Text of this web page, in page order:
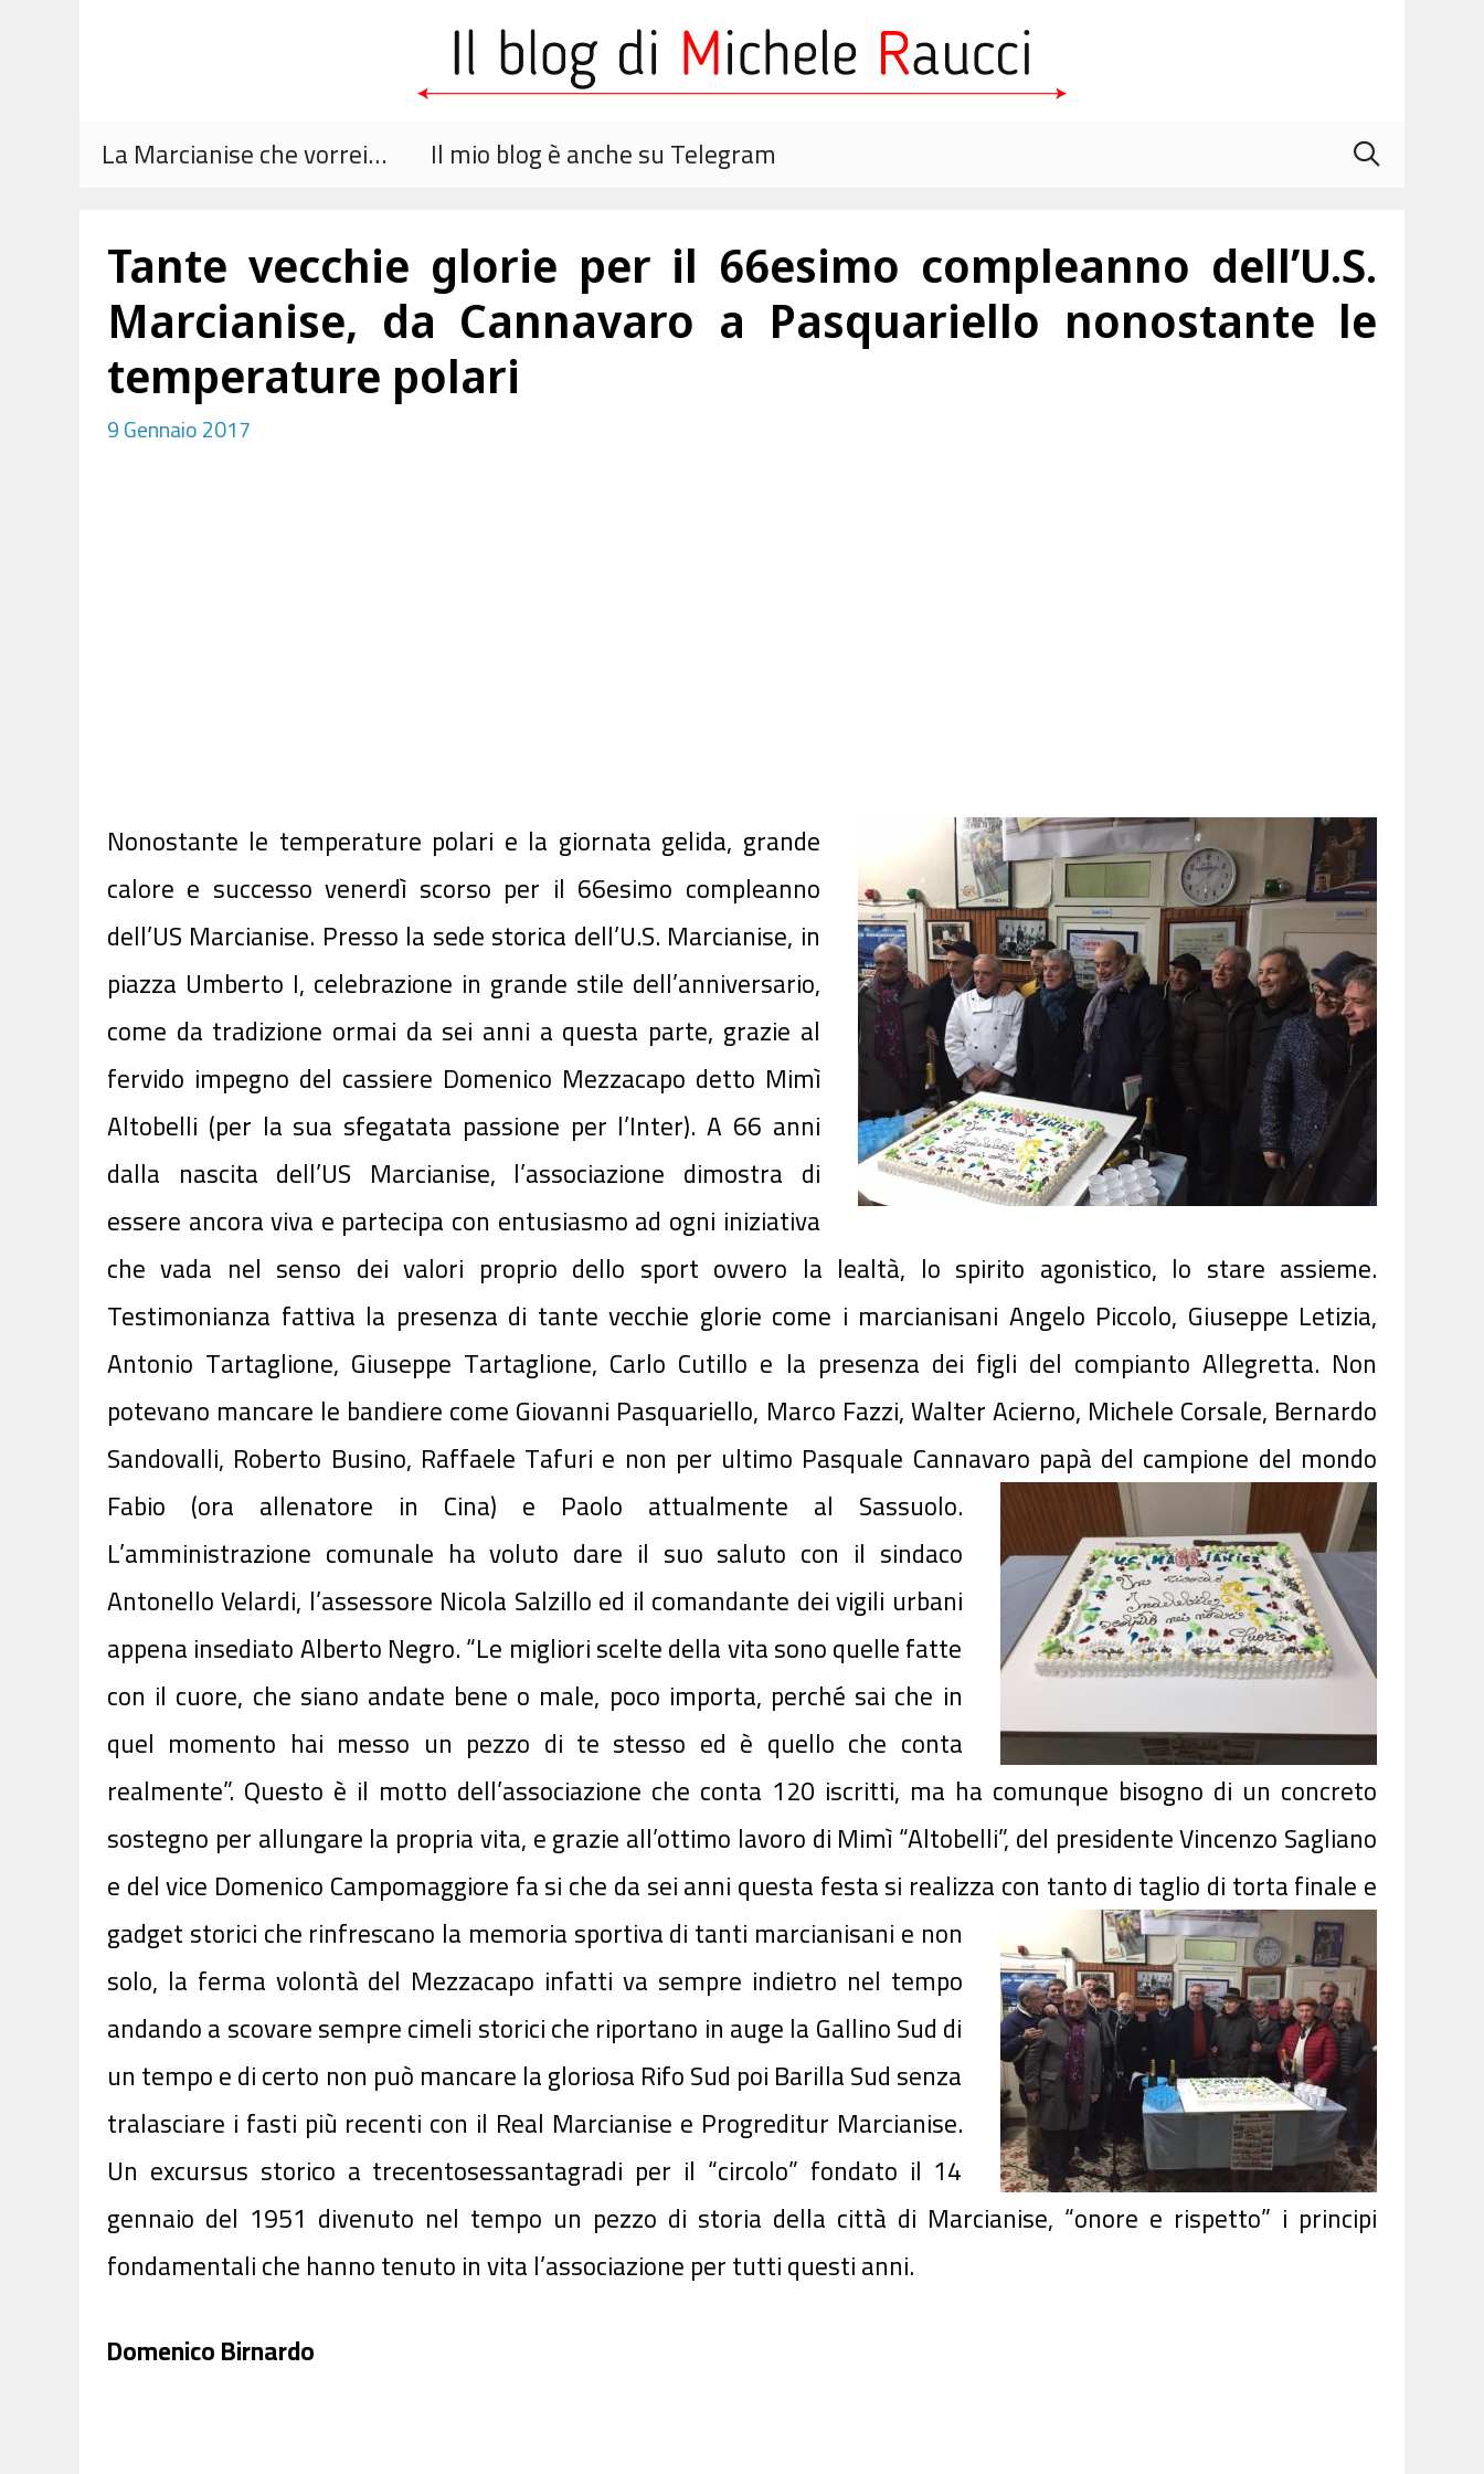
La Marcianise che vorrei… Il mio blog è anche su Telegram
Tante vecchie glorie per il 66esimo compleanno dell’U.S.
Marcianise, da Cannavaro a Pasquariello nonostante le
temperature polari
9 Gennaio 2017
Nonostante le temperature polari e la giornata gelida, grande
calore e successo venerdì scorso per il 66esimo compleanno
dell’US Marcianise. Presso la sede storica dell’U.S. Marcianise, in
piazza Umberto I, celebrazione in grande stile dell’anniversario,
come da tradizione ormai da sei anni a questa parte, grazie al
fervido impegno del cassiere Domenico Mezzacapo detto Mimì
Altobelli (per la sua sfegatata passione per l’Inter). A 66 anni
dalla nascita dell’US Marcianise, l’associazione dimostra di
essere ancora viva e partecipa con entusiasmo ad ogni iniziativa
che vada nel senso dei valori proprio dello sport ovvero la lealtà, lo spirito agonistico, lo stare assieme.
Testimonianza fattiva la presenza di tante vecchie glorie come i marcianisani Angelo Piccolo, Giuseppe Letizia,
Antonio Tartaglione, Giuseppe Tartaglione, Carlo Cutillo e la presenza dei figli del compianto Allegretta. Non
potevano mancare le bandiere come Giovanni Pasquariello, Marco Fazzi, Walter Acierno, Michele Corsale, Bernardo
Sandovalli, Roberto Busino, Raffaele Tafuri e non per ultimo Pasquale Cannavaro papà del campione del mondo
Fabio (ora allenatore in Cina) e Paolo attualmente al Sassuolo.
L’amministrazione comunale ha voluto dare il suo saluto con il sindaco
Antonello Velardi, l’assessore Nicola Salzillo ed il comandante dei vigili urbani
appena insediato Alberto Negro. “Le migliori scelte della vita sono quelle fatte
con il cuore, che siano andate bene o male, poco importa, perché sai che in
quel momento hai messo un pezzo di te stesso ed è quello che conta
realmente”. Questo è il motto dell’associazione che conta 120 iscritti, ma ha comunque bisogno di un concreto
sostegno per allungare la propria vita, e grazie all’ottimo lavoro di Mimì “Altobelli”, del presidente Vincenzo Sagliano
e del vice Domenico Campomaggiore fa si che da sei anni questa festa si realizza con tanto di taglio di torta finale e
gadget storici che rinfrescano la memoria sportiva di tanti marcianisani e non
solo, la ferma volontà del Mezzacapo infatti va sempre indietro nel tempo
andando a scovare sempre cimeli storici che riportano in auge la Gallino Sud di
un tempo e di certo non può mancare la gloriosa Rifo Sud poi Barilla Sud senza
tralasciare i fasti più recenti con il Real Marcianise e Progreditur Marcianise.
Un excursus storico a trecentosessantagradi per il “circolo” fondato il 14
gennaio del 1951 divenuto nel tempo un pezzo di storia della città di Marcianise, “onore e rispetto” i principi
fondamentali che hanno tenuto in vita l’associazione per tutti questi anni.
Domenico Birnardo